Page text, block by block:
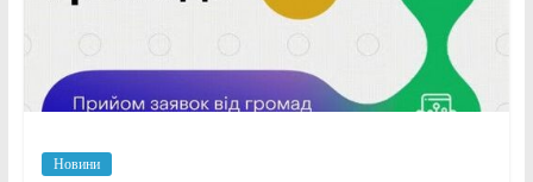
Новини